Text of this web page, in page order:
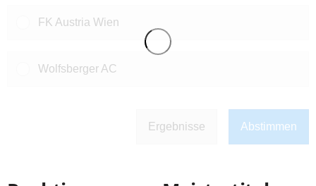
FK Austria Wien
Wolfsberger AC
Ergebnisse Abstimmen